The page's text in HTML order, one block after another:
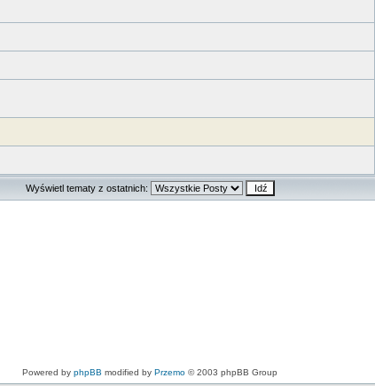
Wyświetl tematy z ostatnich:
Powered by phpBB modified by Przemo © 2003 phpBB Group